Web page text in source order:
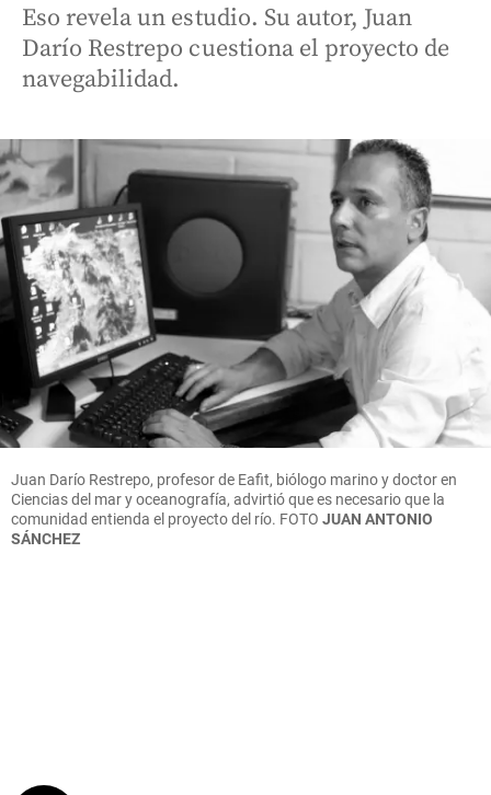
Eso revela un estudio. Su autor, Juan
Darío Restrepo cuestiona el proyecto de
navegabilidad.
Juan Darío Restrepo, profesor de Eafit, biólogo marino y doctor en
Ciencias del mar y oceanografía, advirtió que es necesario que la
comunidad entienda el proyecto del río. FOTO JUAN ANTONIO
SÁNCHEZ